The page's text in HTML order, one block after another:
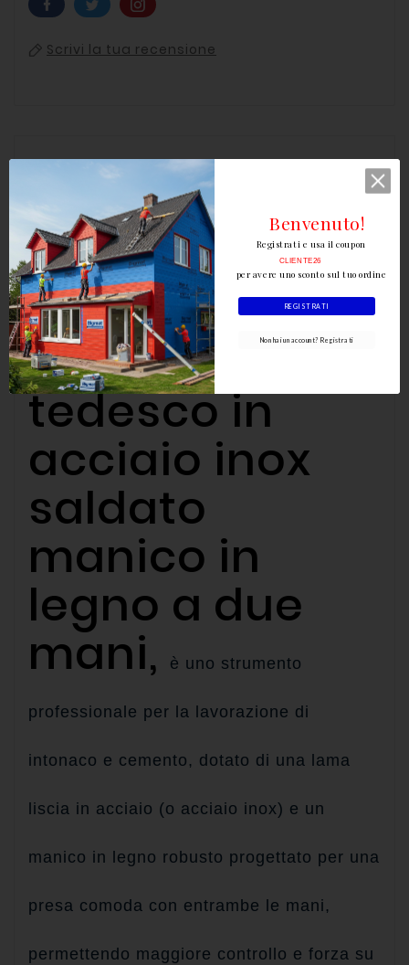
Scrivi la tua recensione
Descrizione
Dettagli del prodotto
Frattone
modello
tedesco in
acciaio inox
saldato
manico in
legno a due
mani, è uno strumento
professionale per la lavorazione di
intonaco e cemento, dotato di una lama
liscia in acciaio (o acciaio inox) e un
manico in legno robusto progettato per una
presa comoda con entrambe le mani,
permettendo maggiore controllo e forza su
REGISTRATI
Non hai un account? Registrati
Registrati e usa il coupon
per avere uno sconto sul tuo ordine
CLIENTE26
Benvenuto!